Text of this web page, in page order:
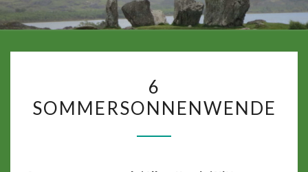
SOMMERSONNENWENDE
6
SOMMERSONNENWENDE